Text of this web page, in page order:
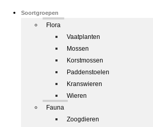
Soortgroepen
Flora
Vaatplanten
Mossen
Korstmossen
Paddenstoelen
Kranswieren
Wieren
Fauna
Zoogdieren